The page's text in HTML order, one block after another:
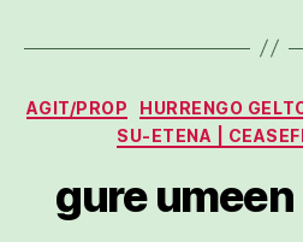
AGIT/PROP HURRENGO
SU-ETENA |
gure